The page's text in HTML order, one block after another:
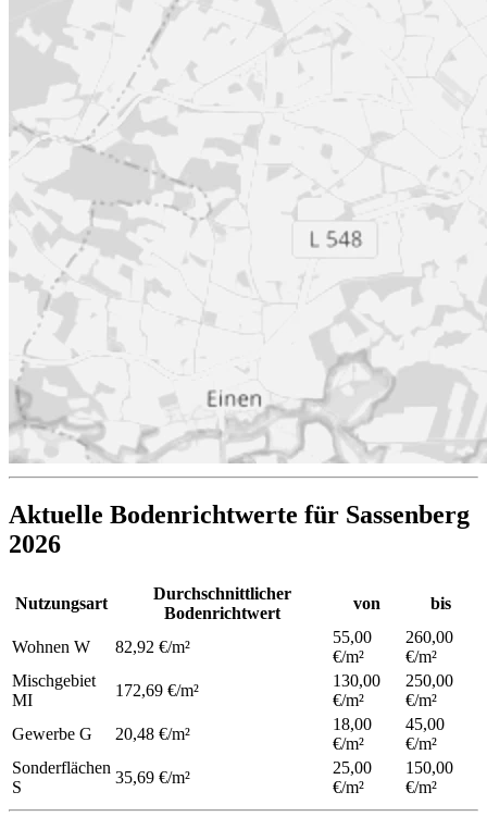
Aktuelle Bodenrichtwerte für Sassenberg
2026
Nutzungsart
Durchschnittlicher
Bodenrichtwert
von bis
Wohnen W 82,92 €/m²
55,00
€/m²
260,00
€/m²
Mischgebiet
MI
172,69 €/m²
130,00
€/m²
250,00
€/m²
Gewerbe G 20,48 €/m²
18,00
€/m²
45,00
€/m²
Sonderflächen
S
35,69 €/m²
25,00
€/m²
150,00
€/m²